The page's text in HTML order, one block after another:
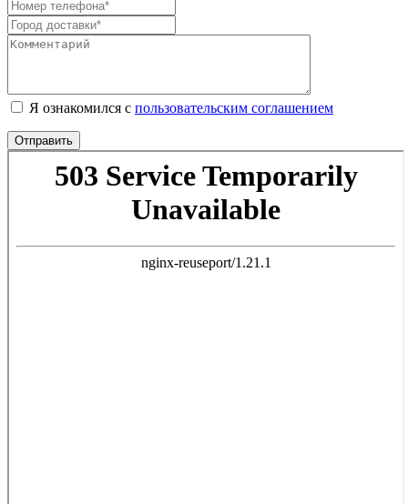
Я ознакомился с пользовательским соглашением